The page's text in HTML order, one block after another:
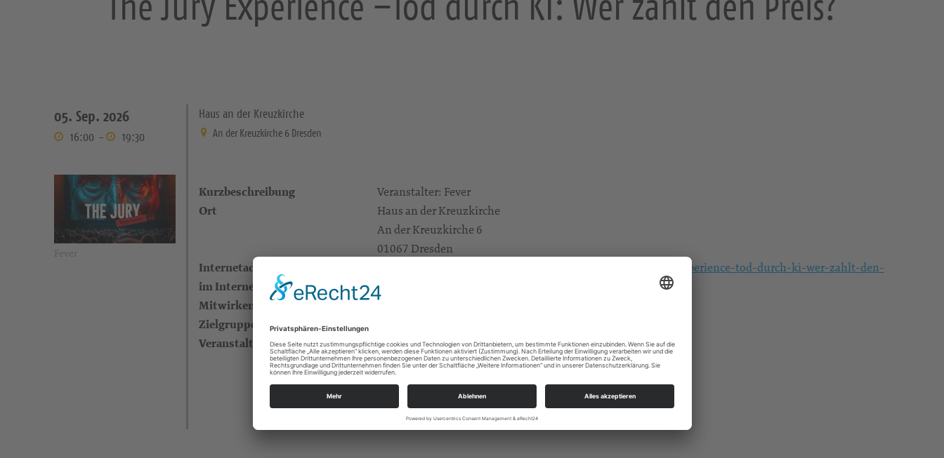
05. Sep. 2026
16:00 - 19:30
Haus an der Kreuzkirche
An der Kreuzkirche 6 Dresden
Kurzbeschreibung Veranstalter: Fever
Ort
Haus an der Kreuzkirche
An der Kreuzkirche 6
01067 Dresden
Internetadresse (eigene Infos
im Internet)
https://landing.churchdesk.com/de/e/47366756/the-jury-experience-tod-durch-ki-wer-zahlt-den-
preis
Mitwirkende Fever
Zielgruppe
Veranstalter Ev.-Luth. Kirchgemeinde Johannes-Kreuz-Lukas Dresden
An der Kreuzkirche 6
01067 Dresden
kg.dresden-johannes-kreuz-lukas@evlks.de
https://www.johannes-kreuz-lukas.de/